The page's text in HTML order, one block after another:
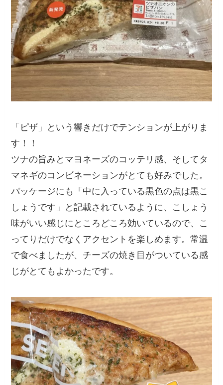
「ピザ」という響きだけでテンションが上がりま
す！！
ツナの旨みとマヨネーズのコッテリ感、そしてタ
マネギのコンビネーションがとても好みでした。
パッケージにも「中に入っている黒色の点は黒こ
しょうです」と記載されているように、こしょう
味がいい感じにところどころ効いているので、こ
ってりだけでなくアクセントを楽しめます。常温
で食べましたが、チーズの焼き目がついている感
じがとてもよかったです。